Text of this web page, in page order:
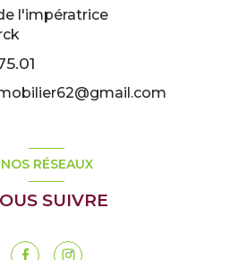
l'impératrice
NOS RÉSEAUX
SUIVRE